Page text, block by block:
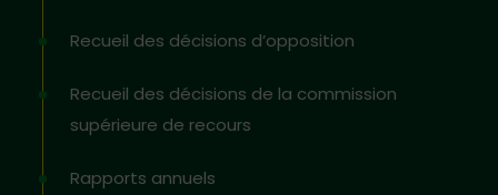
Recueil des décisions d’opposition
Recueil des décisions de la commission
supérieure de recours
Rapports annuels